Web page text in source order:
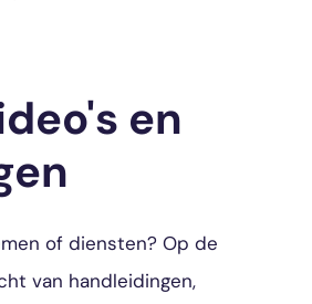
en
of diensten? Op de
van handleidingen,